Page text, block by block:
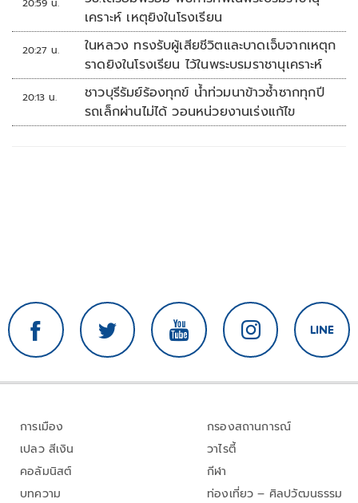
20:59 น.
เคราะห์ เหตุยิงในโรงเรียน
20:27 น.
ในหลวง ทรงรับผู้เสียชีวิตและบาดเจ็บจากเหตุก
ราดยิงในโรงเรียน ไว้ในพระบรมราชานุเคราะห์
20:13 น.
ชาวบุรีรัมย์ร้องทุกข์ น้ำท่วมนาข้าวซ้ำซากทุกปี
รถเล็กผ่านไม่ได้ วอนหน่วยงานเร่งแก้ไข
การเมือง
เปลว สีเงิน
คอลัมนิสต์
บทความ
กรองสถานการณ์
วาไรตี้
กีฬา
ท่องเที่ยว – ศิลปวัฒนธรรม